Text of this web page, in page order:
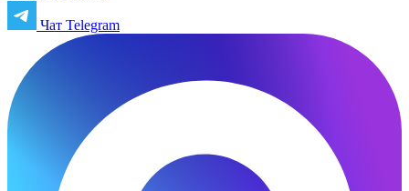
Чат Telegram